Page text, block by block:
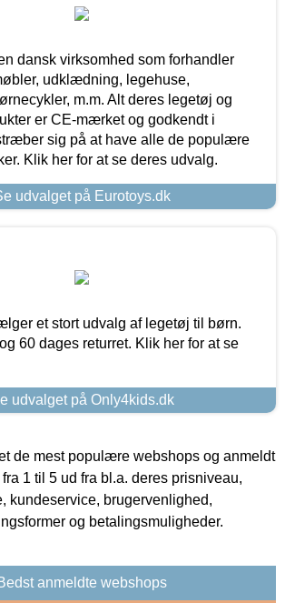
dansk virksomhed som forhandler
udklædning, legehuse,
m.m. Alt deres legetøj og
er CE-mærket og godkendt i
sig på at have alle de populære
Klik her for at se deres udvalg.
udvalget på Eurotoys.dk
et stort udvalg af legetøj til børn.
60 dages returret. Klik her for at se
udvalget på Only4kids.dk
de mest populære webshops og anmeldt
1 til 5 ud fra bl.a. deres prisniveau,
kundeservice, brugervenlighed,
og betalingsmuligheder.
anmeldte webshops